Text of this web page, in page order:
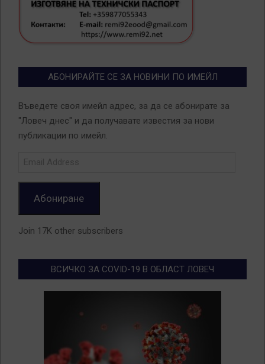
АБОНИРАЙТЕ СЕ ЗА НОВИНИ ПО ИМЕЙЛ
Въведете своя имейл адрес, за да се абонирате за
"Ловеч днес" и да получавате известия за нови
публикации по имейл.
Абониране
Join 17K other subscribers
ВСИЧКО ЗА COVID-19 В ОБЛАСТ ЛОВЕЧ